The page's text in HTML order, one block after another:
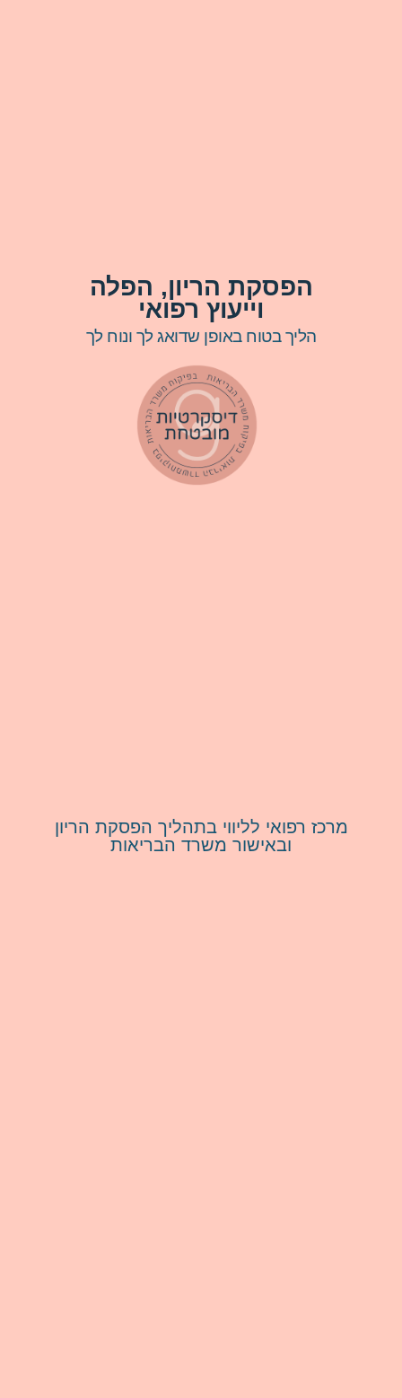
הפסקת הריון, הפלה
וייעוץ רפואי
הליך בטוח באופן שדואג לך ונוח לך
מרכז רפואי לליווי בתהליך הפסקת הריון
ובאישור משרד הבריאות